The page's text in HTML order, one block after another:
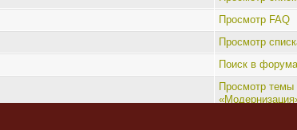
Просмотр FAQ
Просмотр
Поиск в
Просмотр